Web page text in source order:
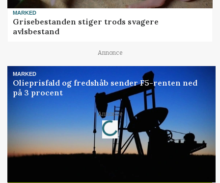
MARKED
Grisebestanden stiger trods svagere
avlsbestand
Annonce
MARKED
Olieprisfald og fredshåb sender F5-renten ned
på 3 procent
Annonce
Loading...